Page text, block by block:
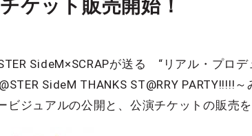
チケット販売開始！
SideM×SCRAPが送る “リアル・プロデ
SideM THANKS ST@RRY PARTY!!!!!
ビジュアルの公開と、公演チケットの販売